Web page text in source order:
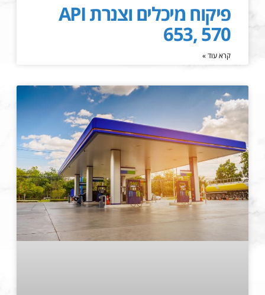
פיקוח מיכלים וצנרת API
653, 570
קרא עוד »